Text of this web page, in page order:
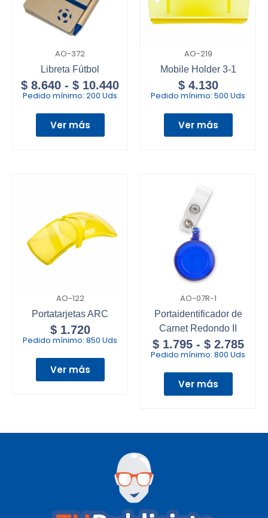
AO-372
Libreta Fútbol
$ 8.640 - $ 10.440
Pedido mínimo: 200 Uds
Ver más
AO-219
Mobile Holder 3-1
$4.130
Pedido mínimo: 500 Uds
Ver más
AO-122
Portatarjetas ARC
$1.720
Pedido mínimo: 850 Uds
Ver más
AO-07R-1
Portaidentificador de
Carnet Redondo II
$1.795 - $2.785
Pedido mínimo: 800 Uds
Ver más